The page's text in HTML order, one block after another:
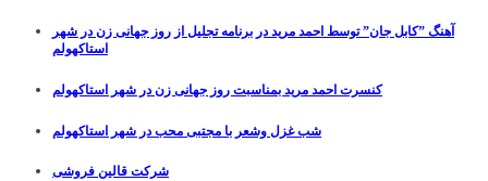
آهنگ ”کابل جان” توسط احمد مرید در برنامه تجلیل از روز جهانی زن در شهر
استاکهولم
کنسرت احمد مرید بمناسبت روز جهانی زن در شهر استاکهولم
شب غزل وشعر با مجتبی محب در شهر استاکهولم
شرکت قالین فروشی